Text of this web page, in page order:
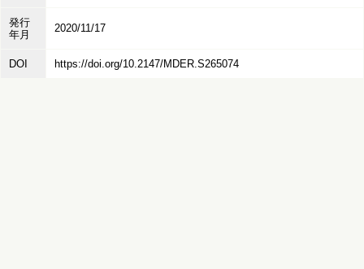
発行
年月
2020/11/17
DOI https://doi.org/10.2147/MDER.S265074